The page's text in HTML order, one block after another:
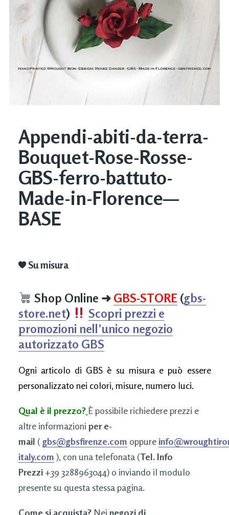
Appendi-abiti-da-terra-
Bouquet-Rose-Rosse-
GBS-ferro-battuto-
Made-in-Florence—
BASE
Su misura
Shop Online ➜ GBS-STORE (gbs-
store.net)
Scopri prezzi e
promozioni nell’unico negozio
autorizzato GBS
Ogni articolo di GBS è su misura e può essere
personalizzato nei colori, misure, numero luci.
Qual è il prezzo? È possibile richiedere prezzi e
altre informazioni per e-
mail ( gbs@gbsfirenze.com oppure
italy.com ), con una telefonata (Tel. Info
Prezzi+39 3288963044) o inviando il modulo
presente su questa stessa pagina.
Come si acquista?Nei negozi di